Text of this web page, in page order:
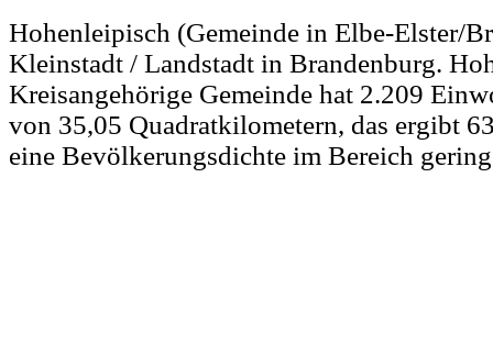
Hohenleipisch (Gemeinde in Elbe-Elster/
Kleinstadt / Landstadt in Brandenburg.
Kreisangehörige Gemeinde hat 2.209
von 35,05 Quadratkilometern, das ergibt
eine Bevölkerungsdichte im Bereich